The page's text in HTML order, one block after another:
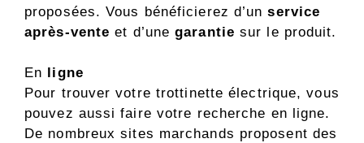
proposées. Vous bénéficierez d’unservice
après-vente et d’unegarantie sur le produit.
En ligne
Pour trouver votre trottinette électrique, vous
pouvez aussi faire votre recherche en ligne.
De nombreux sites marchands proposent des